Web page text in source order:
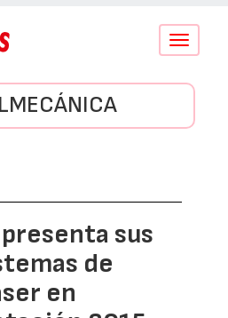
Conmutar
sus
de
en